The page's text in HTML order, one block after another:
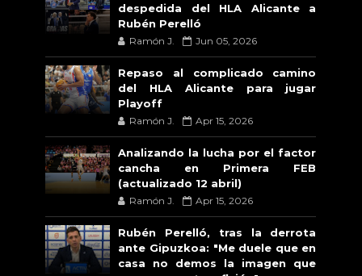
despedida del HLA Alicante a
Rubén Perelló
Ramón J. Jun 05, 2026
Repaso al complicado camino
del HLA Alicante para jugar
Playoff
Ramón J. Apr 15, 2026
Analizando la lucha por el factor
cancha en Primera FEB
(actualizado 12 abril)
Ramón J. Apr 15, 2026
Rubén Perelló, tras la derrota
ante Gipuzkoa: "Me duele que en
casa no demos la imagen que